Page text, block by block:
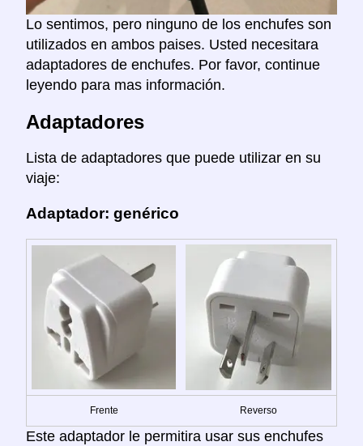
Lo sentimos, pero ninguno de los enchufes son
utilizados en ambos paises. Usted necesitara
adaptadores de enchufes. Por favor, continue
leyendo para mas información.
Adaptadores
Lista de adaptadores que puede utilizar en su
viaje:
Adaptador: genérico
Frente Reverso
Este adaptador le permitira usar sus enchufes